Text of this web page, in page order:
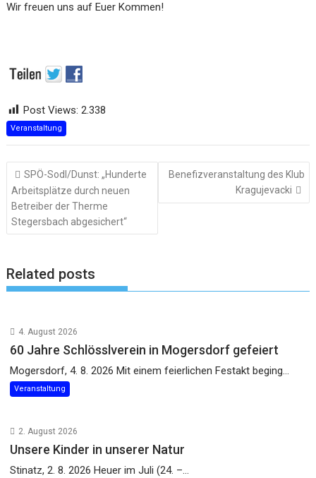
Wir freuen uns auf Euer Kommen!
Post Views: 2.338
Veranstaltung
Beitragsnavigation
SPÖ-Sodl/Dunst: „Hunderte
Arbeitsplätze durch neuen
Betreiber der Therme
Stegersbach abgesichert“
Benefizveranstaltung des Klub
Kragujevacki
Related posts
4. August 2026
60 Jahre Schlösslverein in Mogersdorf gefeiert
Mogersdorf, 4. 8. 2026 Mit einem feierlichen Festakt beging...
Veranstaltung
2. August 2026
Unsere Kinder in unserer Natur
Stinatz, 2. 8. 2026 Heuer im Juli (24. –...